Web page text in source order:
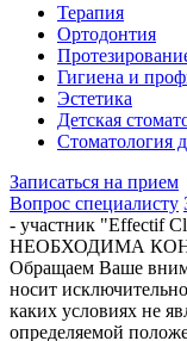
Терапия
Ортодонтия
Гигиена и
Эстетика
Детская
Стоматология
Записаться на прием
Вопрос специалисту
- участник "Effectif
НЕОБХОДИМА
Обращаем Ваше
носит
каких условиях не
определяемой